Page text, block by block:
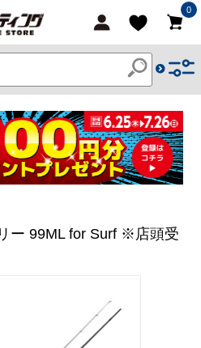
0
ー 99ML for Surf ※店頭受